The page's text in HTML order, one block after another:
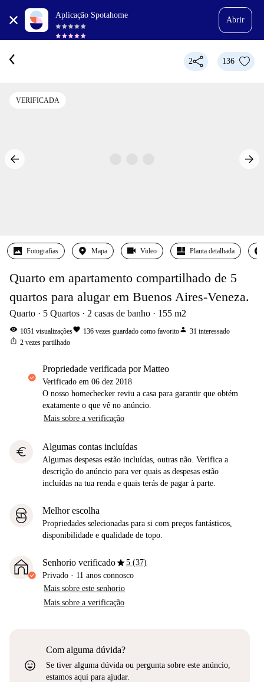
Aplicação Spotahome
Abrir
2 136
VERIFICADA
Fotografias Mapa Video Planta detalhada
Quarto em apartamento compartilhado de 5
quartos para alugar em Buenos Aires-Veneza.
Quarto 5 Quartos 2 casas de banho 155 m2
visibility 1051 visualizaçõesfavorite 136 vezes guardado como favoritoperson 31 interessado
ios_share 2 vezes partilhado
propriedade verificada por Matteo
Verificado em 06 dez 2018
O nosso homechecker reviu a casa para garantir que obtém
exatamente o que vê no anúncio.
Mais sobre a verificação
euro Algumas contas incluídas
Algumas despesas estão incluídas, outras não. Verifica a
descrição do anúncio para ver quais as despesas estão
incluídas na tua renda e quais terás de pagar à parte.
Melhor escolha
Propriedades selecionadas para si com preços fantásticos,
disponibilidade e qualidade de topo.
Senhorio verificadostar5 (37)
Privado · 11 anos connosco
Mais sobre este senhorio
Mais sobre a verificação
sentiment_very_satisfied
Com alguma dúvida?
Se tiver alguma dúvida ou pergunta sobre este anúncio,
estamos aqui para ajudar.